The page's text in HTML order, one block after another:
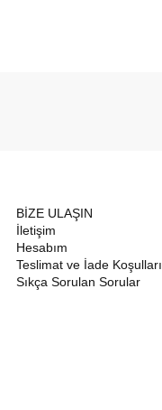
BİZE ULAŞIN
İletişim
Hesabım
Teslimat ve İade Koşulları
Sıkça Sorulan Sorular